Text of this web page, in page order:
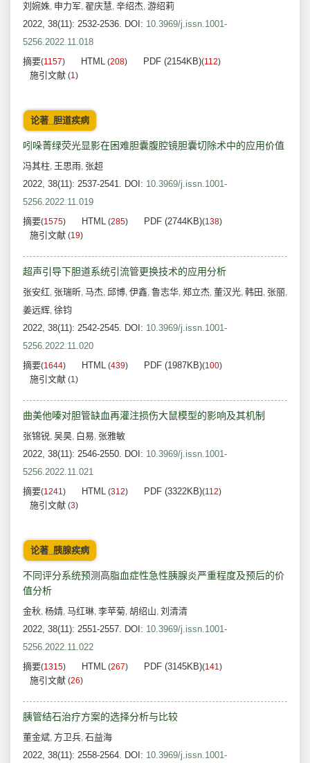
刘婉姝, 申力军, 翟庆慧, 辛绍杰, 游绍莉
2022, 38(11): 2532-2536. DOI: 10.3969/j.issn.1001-
5256.2022.11.018
摘要(1157) HTML (208) PDF (2154KB)(112)
施引文献 (1)
论著_胆道疾病
吲哚菁绿荧光显影在困难胆囊腹腔镜胆囊切除术中的应用价值
冯其柱, 王思雨, 张超
2022, 38(11): 2537-2541. DOI: 10.3969/j.issn.1001-
5256.2022.11.019
摘要(1575) HTML (285) PDF (2744KB)(138)
施引文献 (19)
超声引导下胆道系统引流管更换技术的应用分析
张安红, 张瑞昕, 马杰, 邱博, 伊鑫, 鲁志华, 郑立杰, 董汉光, 韩田 , 张丽,
姜远辉, 徐钧
2022, 38(11): 2542-2545. DOI: 10.3969/j.issn.1001-
5256.2022.11.020
摘要(1644) HTML (439) PDF (1987KB)(100)
施引文献 (1)
曲美他嗪对胆管缺血再灌注损伤大鼠模型的影响及其机制
张锦锐, 吴昊, 白易, 张雅敏
2022, 38(11): 2546-2550. DOI: 10.3969/j.issn.1001-
5256.2022.11.021
摘要(1241) HTML (312) PDF (3322KB)(112)
施引文献 (3)
论著_胰腺疾病
不同评分系统预测高脂血症性急性胰腺炎严重程度及预后的价
值分析
金秋, 杨婧, 马红琳, 李苹菊, 胡绍山, 刘清清
2022, 38(11): 2551-2557. DOI: 10.3969/j.issn.1001-
5256.2022.11.022
摘要(1315) HTML (267) PDF (3145KB)(141)
施引文献 (26)
胰管结石治疗方案的选择分析与比较
董金斌, 方卫兵, 石益海
2022, 38(11): 2558-2564. DOI: 10.3969/j.issn.1001-